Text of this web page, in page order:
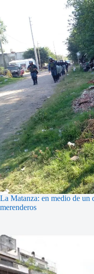
La Matanza: en medio de un
merenderos